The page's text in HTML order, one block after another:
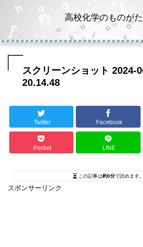
高校化学のものがた
スクリーンショット 2024-
20.14.48
Twitter Facebook
Pocket LINE
この記事は約0分で読めます。
スポンサーリンク